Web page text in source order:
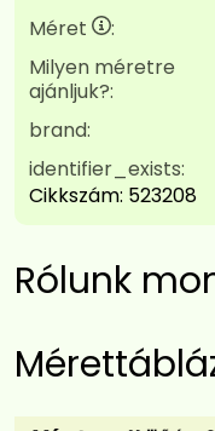
Méret
:
Milyen méretre
ajánljuk?:
brand:
identifier_exists:
Cikkszám: 523208
Rólunk